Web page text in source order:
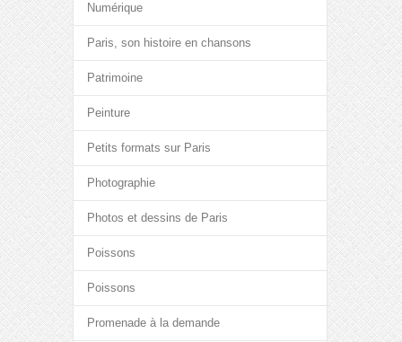
Numérique
Paris, son histoire en chansons
Patrimoine
Peinture
Petits formats sur Paris
Photographie
Photos et dessins de Paris
Poissons
Poissons
Promenade à la demande